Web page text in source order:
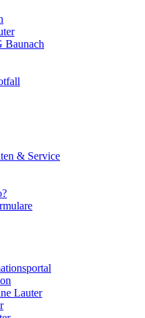
Baunach
& Service
Lauter